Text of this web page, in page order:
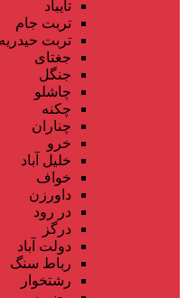
تایباد
تربت جام
تربت حیدریه
جغتای
جنگل
چاشلو
چکنه
چناران
خرو
خلیل آباد
خواف
داورزن
در رود
درگز
دولت آباد
رباط سنگ
رشتخوار